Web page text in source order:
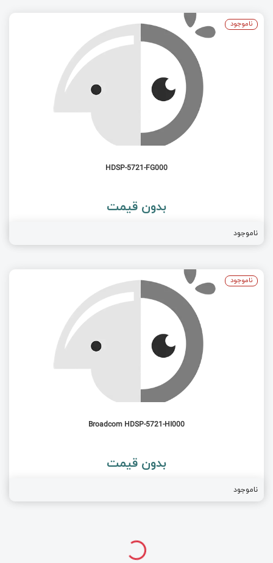
HDSP-5721-FG000
بدون قیمت
ناموجود
ناموجود
Broadcom HDSP-5721-HI000
بدون قیمت
ناموجود
ناموجود